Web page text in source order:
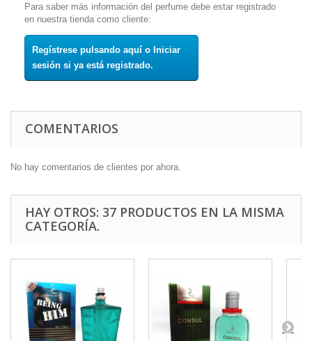
Para saber más información del perfume debe estar registrado
en nuestra tienda como cliente:
Regístrese pulsando aquí o Iniciar
sesión si ya está registrado.
COMENTARIOS
No hay comentarios de clientes por ahora.
HAY OTROS: 37 PRODUCTOS EN LA MISMA
CATEGORÍA.